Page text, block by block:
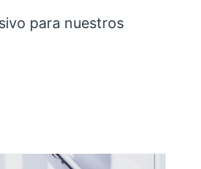
para nuestros